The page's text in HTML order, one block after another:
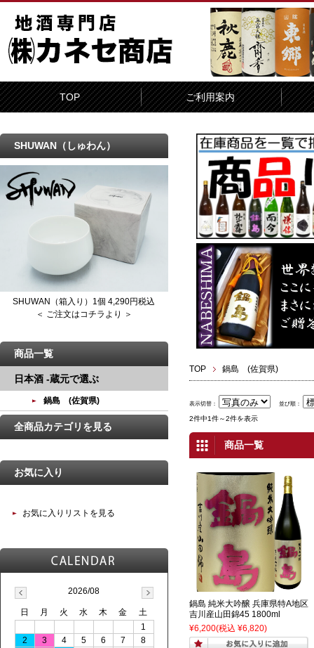
TOP ご利用案内
TOP 鍋島 (佐賀県)
表示切替： 並び順：
2件中1件～2件を表示
商品一覧
鍋島 純米大吟醸 兵庫県特A地区
吉川産山田錦45 1800ml
¥6,200(税込 ¥6,820)
SHUWAN（しゅわん）
SHUWAN（箱入り）1個 4,290円税込
＜ ご注文はコチラより ＞
商品一覧
日本酒 -蔵元で選ぶ
鍋島 (佐賀県)
全商品カテゴリを見る
お気に入り
お気に入りリストを見る
2026/08
日 月 火 水 木 金
土
1
2
3 4 5 6 7
8